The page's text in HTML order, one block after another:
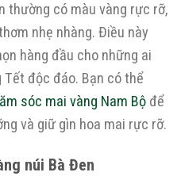
thường có màu vàng rực rỡ,
nhẹ nhàng. Điều này
hàng đầu cho những ai
độc đáo. Bạn có thể
sóc mai vàng Nam Bộ để
và giữ gìn hoa mai rực rỡ.
núi Bà Đen